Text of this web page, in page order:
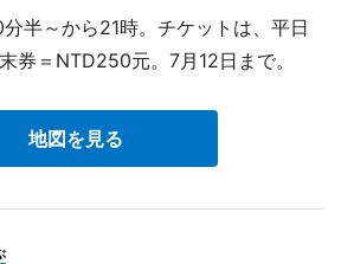
半～から21時。チケットは、平日
券＝NTD250元。7月12日まで。
地図を見る